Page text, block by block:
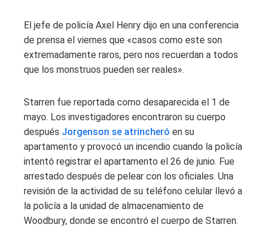
El jefe de policía Axel Henry dijo en una conferencia
de prensa el viernes que «casos como este son
extremadamente raros, pero nos recuerdan a todos
que los monstruos pueden ser reales».
Starren fue reportada como desaparecida el 1 de
mayo. Los investigadores encontraron su cuerpo
después Jorgenson se atrincheró en su
apartamento y provocó un incendio cuando la policía
intentó registrar el apartamento el 26 de junio. Fue
arrestado después de pelear con los oficiales. Una
revisión de la actividad de su teléfono celular llevó a
la policía a la unidad de almacenamiento de
Woodbury, donde se encontró el cuerpo de Starren.